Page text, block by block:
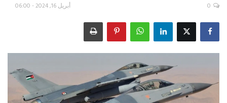
اقتصاد
علوم وتكنولوجيا
رياضة
أبريل 16, 2024 - 06:00 0